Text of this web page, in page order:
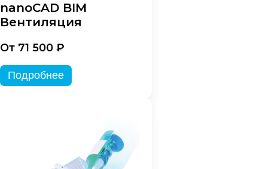
nanoCAD BIM
Вентиляция
От 71 500 ₽
Подробнее